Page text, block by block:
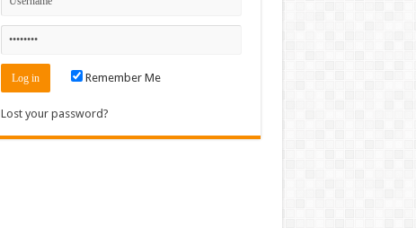
Remember Me
Lost your password?